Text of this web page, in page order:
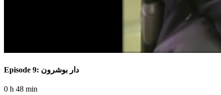
Episode 9: دار بوشرون
0 h 48 min